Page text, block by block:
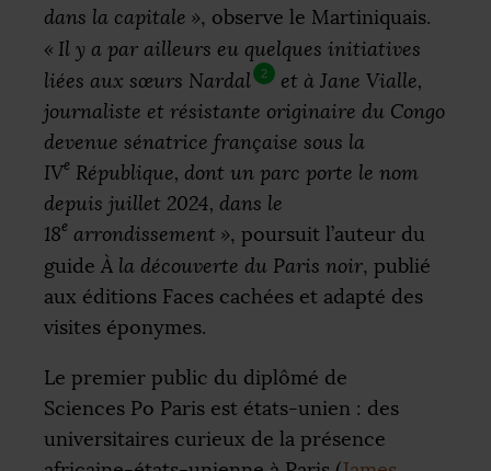
dans la capitale », observe le Martiniquais.
« Il y a par ailleurs eu quelques initiatives
liées aux sœurs Nardal
2
et à Jane Vialle,
journaliste et résistante originaire du Congo
devenue sénatrice française sous la
IVe République, dont un parc porte le nom
depuis juillet 2024, dans le
18e arrondissement », poursuit l’auteur du
guide À la découverte du Paris noir, publié
aux éditions Faces cachées et adapté des
visites éponymes.
Le premier public du diplômé de
Sciences Po Paris est états-unien : des
universitaires curieux de la présence